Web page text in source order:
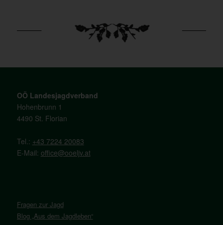
OÖ Landesjagdverband
Hohenbrunn 1
4490 St. Florian
Tel.: +43 7224 20083
E-Mail: office@ooeljv.at
Fragen zur Jagd
Blog „Aus dem Jagdleben“